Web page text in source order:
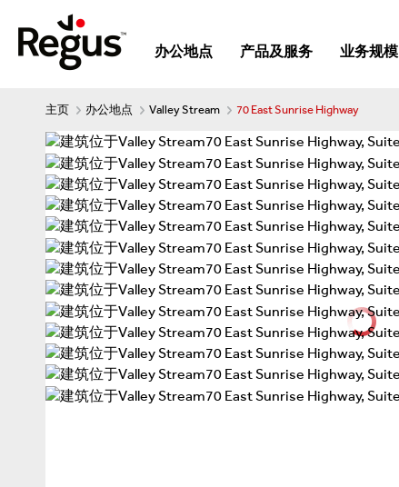
办公地点 产品及服务 业务规模
主页 办公地点 Valley Stream 70 East Sunrise Highway